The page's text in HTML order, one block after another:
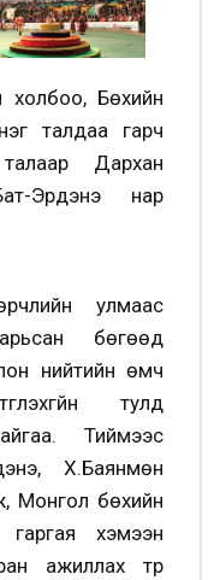
холбоо, Бөхийн
талдаа гарч
Дархан
Эрдэнэ нар
улмаас
бөгөөд
нийтийн өмч
тулд
Тиймээс
Х.Баянмөн
Монгол бөхийн
хэмээн
ажиллах түр